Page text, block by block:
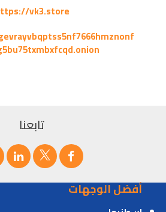
vk3.store
تابعنا
أفضل الوجهات